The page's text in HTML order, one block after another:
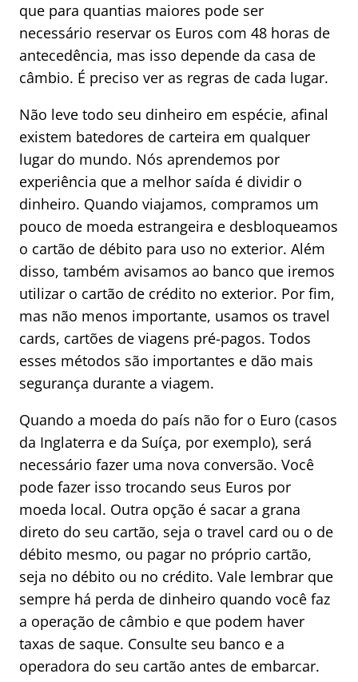
que para quantias maiores pode ser
necessário reservar os Euros com 48 horas de
antecedência, mas isso depende da casa de
câmbio. É preciso ver as regras de cada lugar.
Não leve todo seu dinheiro em espécie, afinal
existem batedores de carteira em qualquer
lugar do mundo. Nós aprendemos por
experiência que a melhor saída é dividir o
dinheiro. Quando viajamos, compramos um
pouco de moeda estrangeira e desbloqueamos
o cartão de débito para uso no exterior. Além
disso, também avisamos ao banco que iremos
utilizar o cartão de crédito no exterior. Por fim,
mas não menos importante, usamos os travel
cards, cartões de viagens pré-pagos. Todos
esses métodos são importantes e dão mais
segurança durante a viagem.
Quando a moeda do país não for o Euro (casos
da Inglaterra e da Suíça, por exemplo), será
necessário fazer uma nova conversão. Você
pode fazer isso trocando seus Euros por
moeda local. Outra opção é sacar a grana
direto do seu cartão, seja o travel card ou o de
débito mesmo, ou pagar no próprio cartão,
seja no débito ou no crédito. Vale lembrar que
sempre há perda de dinheiro quando você faz
a operação de câmbio e que podem haver
taxas de saque. Consulte seu banco e a
operadora do seu cartão antes de embarcar.